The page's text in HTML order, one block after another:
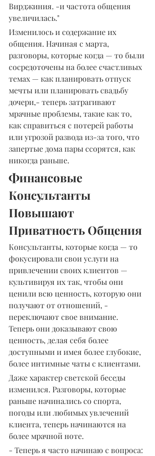
Вирджиния. -и частота общения
увеличилась."
Изменилось и содержание их
общения. Начиная с марта,
разговоры, которые когда — то были
сосредоточены на более счастливых
темах — как планировать отпуск
мечты или планировать свадьбу
дочери,- теперь затрагивают
мрачные проблемы, такие как то,
как справиться с потерей работы
или угрозой развода из-за того, что
запертые дома пары ссорятся, как
никогда раньше.
Финансовые
Консультанты
Повышают
Приватность Общения
Консультанты, которые когда — то
фокусировали свои услуги на
привлечении своих клиентов —
культивируя их так, чтобы они
ценили всю ценность, которую они
получают от отношений, -
переключают свое внимание.
Теперь они доказывают свою
ценность, делая себя более
доступными и имея более глубокие,
более интимные чаты с клиентами.
Даже характер светской беседы
изменился. Разговоры, которые
раньше начинались со спорта,
погоды или любимых увлечений
клиента, теперь начинаются на
более мрачной ноте.
- Теперь я часто начинаю с вопроса: